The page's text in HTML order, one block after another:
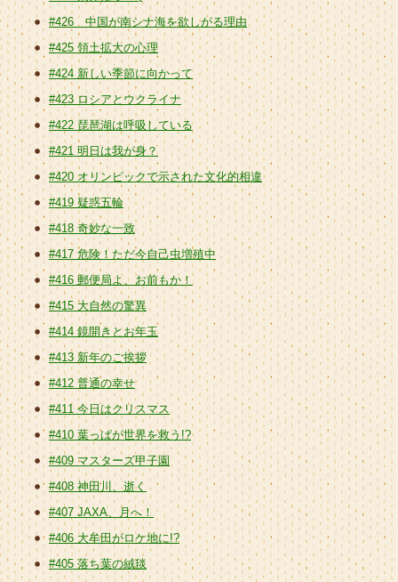
#426 中国が南シナ海を欲しがる理由
#425 領土拡大の心理
#424 新しい季節に向かって
#423 ロシアとウクライナ
#422 琵琶湖は呼吸している
#421 明日は我が身？
#420 オリンピックで示された文化的相違
#419 疑惑五輪
#418 奇妙な一致
#417 危険！ただ今自己虫増殖中
#416 郵便局よ、お前もか！
#415 大自然の驚異
#414 鏡開きとお年玉
#413 新年のご挨拶
#412 普通の幸せ
#411 今日はクリスマス
#410 葉っぱが世界を救う!?
#409 マスターズ甲子園
#408 神田川、逝く
#407 JAXA、月へ！
#406 大牟田がロケ地に!?
#405 落ち葉の絨毯